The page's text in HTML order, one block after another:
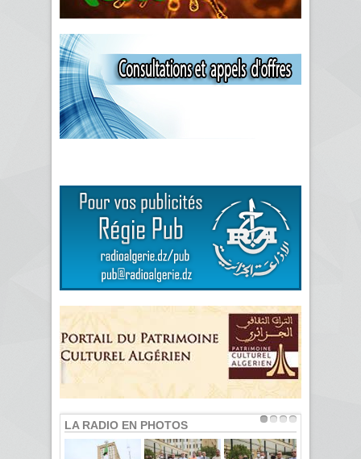
LA RADIO EN PHOTOS